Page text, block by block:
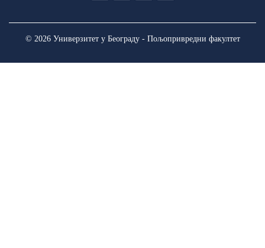
© 2026 Универзитет у Београду - Пољопривредни факултет